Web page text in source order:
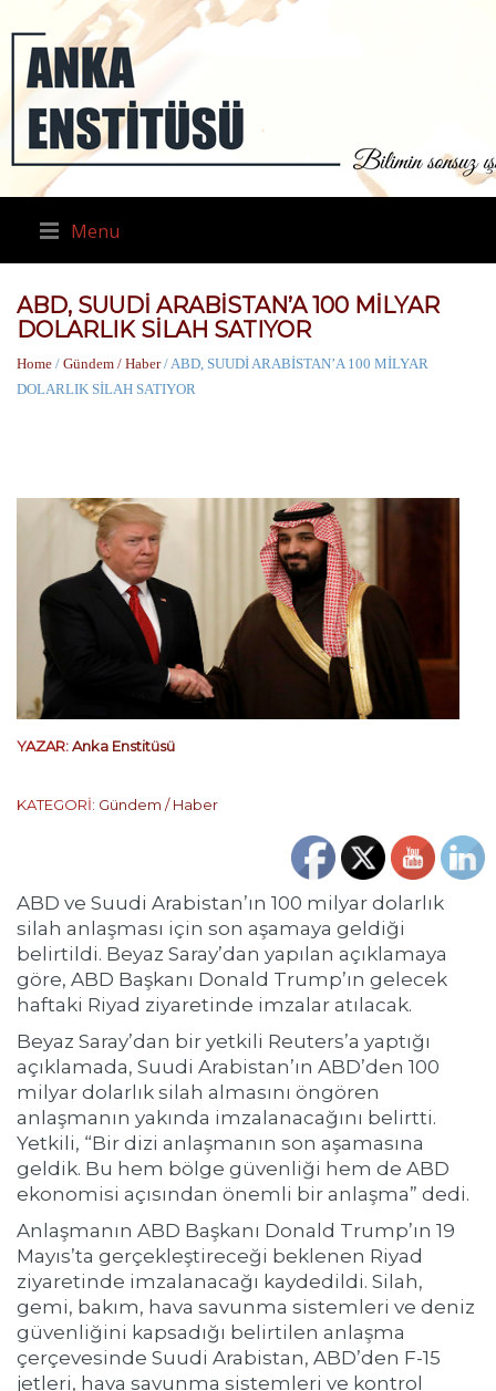
Menu
ABD, SUUDİ ARABİSTAN’A 100 MİLYAR
DOLARLIK SİLAH SATIYOR
Home / Gündem / Haber/ ABD, SUUDİ ARABİSTAN’A 100 MİLYAR
DOLARLIK SİLAH SATIYOR
YAZAR:Anka Enstitüsü
KATEGORİ: Gündem / Haber
ABD ve Suudi Arabistan’ın 100 milyar dolarlık
silah anlaşması için son aşamaya geldiği
belirtildi. Beyaz Saray’dan yapılan açıklamaya
göre, ABD Başkanı Donald Trump’ın gelecek
haftaki Riyad ziyaretinde imzalar atılacak.
Beyaz Saray’dan bir yetkili Reuters’a yaptığı
açıklamada, Suudi Arabistan’ın ABD’den 100
milyar dolarlık silah almasını öngören
anlaşmanın yakında imzalanacağını belirtti.
Yetkili, “Bir dizi anlaşmanın son aşamasına
geldik. Bu hem bölge güvenliği hem de ABD
ekonomisi açısından önemli bir anlaşma” dedi.
Anlaşmanın ABD Başkanı Donald Trump’ın 19
Mayıs’ta gerçekleştireceği beklenen Riyad
ziyaretinde imzalanacağı kaydedildi. Silah,
gemi, bakım, hava savunma sistemleri ve deniz
güvenliğini kapsadığı belirtilen anlaşma
çerçevesinde Suudi Arabistan, ABD’den F-15
jetleri, hava savunma sistemleri ve kontrol